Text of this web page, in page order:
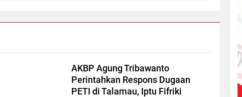
AKBP Agung Tribawanto
Perintahkan Respons Dugaan
PETI di Talamau, Iptu Fifriki